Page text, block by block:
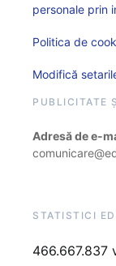
personale prin
Politica de
Modifică
PUBLICITATE
Adresă de e-
STATISTICI
466.667.837